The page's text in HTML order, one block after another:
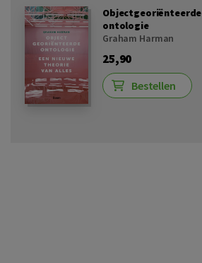
Objectgeoriënteerde
ontologie
Graham Harman
25,90
Bestellen